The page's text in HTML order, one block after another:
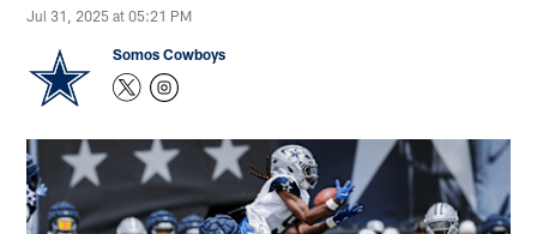
Jul 31, 2025 at 05:21 PM
Somos Cowboys